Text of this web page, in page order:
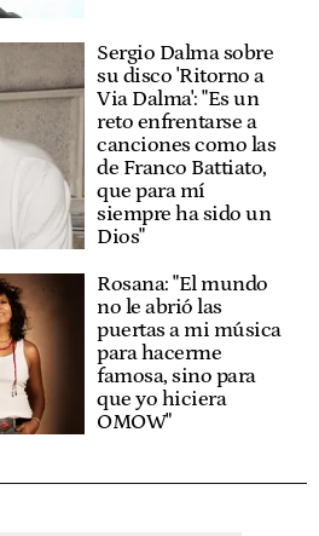
Sergio Dalma sobre
su disco 'Ritorno a
Via Dalma': "Es un
reto enfrentarse a
canciones como las
de Franco Battiato,
que para mí
siempre ha sido un
Dios"
Rosana: "El mundo
no le abrió las
puertas a mi música
para hacerme
famosa, sino para
que yo hiciera
OMOW"